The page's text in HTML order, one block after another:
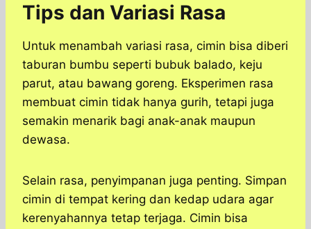
Tips dan Variasi Rasa
Untuk menambah variasi rasa, cimin bisa diberi
taburan bumbu seperti bubuk balado, keju
parut, atau bawang goreng. Eksperimen rasa
membuat cimin tidak hanya gurih, tetapi juga
semakin menarik bagi anak-anak maupun
dewasa.
Selain rasa, penyimpanan juga penting. Simpan
cimin di tempat kering dan kedap udara agar
kerenyahannya tetap terjaga. Cimin bisa